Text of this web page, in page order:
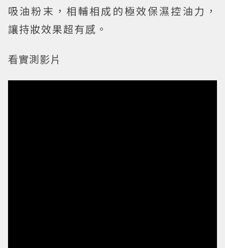
吸油粉末，相輔相成的極效保濕控油力，
讓持妝效果超有感。
看實測影片